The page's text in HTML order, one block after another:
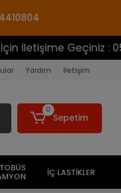
Geçiniz :
Yardım İletişim
0
Sepetim
İÇ LASTİKLER